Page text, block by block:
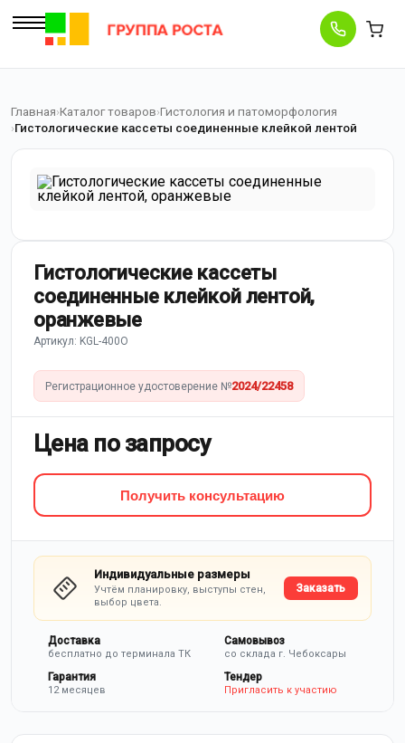
Главная Каталог товаров Гистология и патоморфология
Гистологические кассеты соединенные клейкой лентой
Гистологические кассеты
соединенные клейкой лентой,
оранжевые
Артикул: KGL-400O
Регистрационное удостоверение №2024/22458
Цена по запросу
Получить консультацию
Индивидуальные размеры
Учтём планировку, выступы стен,
выбор цвета.
Заказать
Доставка
бесплатно до терминала ТК
Самовывоз
со склада г. Чебоксары
Гарантия
12 месяцев
Тендер
Пригласить к участию